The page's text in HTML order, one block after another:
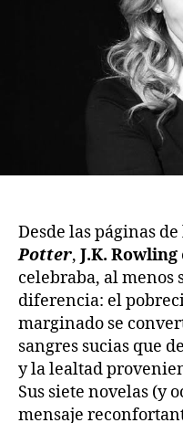
Desde las páginas
Potter, J.K. Rowling
celebraba, al
diferencia: el
marginado se
sangres sucias que
y la lealtad
Sus siete novelas (y
mensaje